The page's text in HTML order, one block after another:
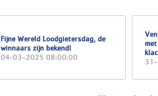
Fijne Wereld Loodgietersdag, de
winnaars zijn bekend!
04-03-2025 08:00:00